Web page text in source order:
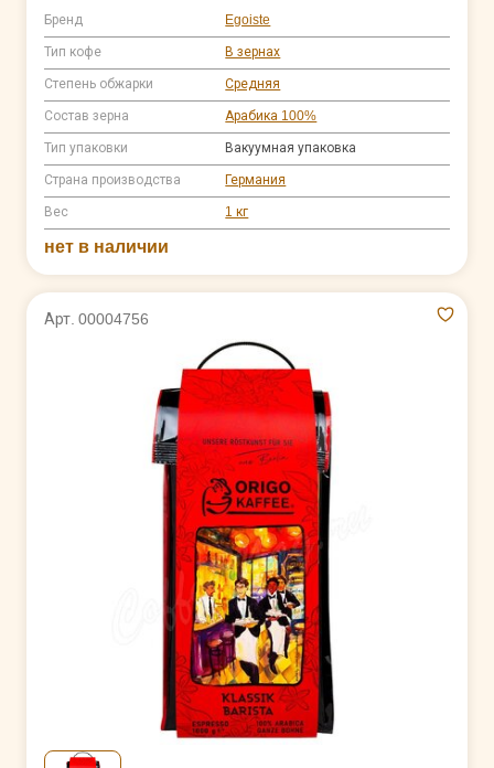
Бренд Egoiste
Тип кофе В зернах
Степень обжарки Средняя
Состав зерна Арабика 100%
Тип упаковки Вакуумная упаковка
Страна производства Германия
Вес 1 кг
нет в наличии
Арт. 00004756